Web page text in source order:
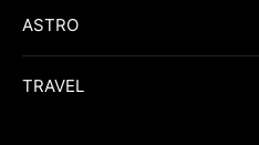
ASTRO
TRAVEL